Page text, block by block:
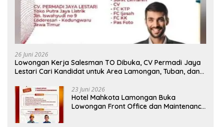
26 Juni 2026
Lowongan Kerja Salesman TO Dibuka, CV Permadi Jaya
Lestari Cari Kandidat untuk Area Lamongan, Tuban, dan
23 Juni 2026
Hotel Mahkota Lamongan Buka
Lowongan Front Office dan Maintenance